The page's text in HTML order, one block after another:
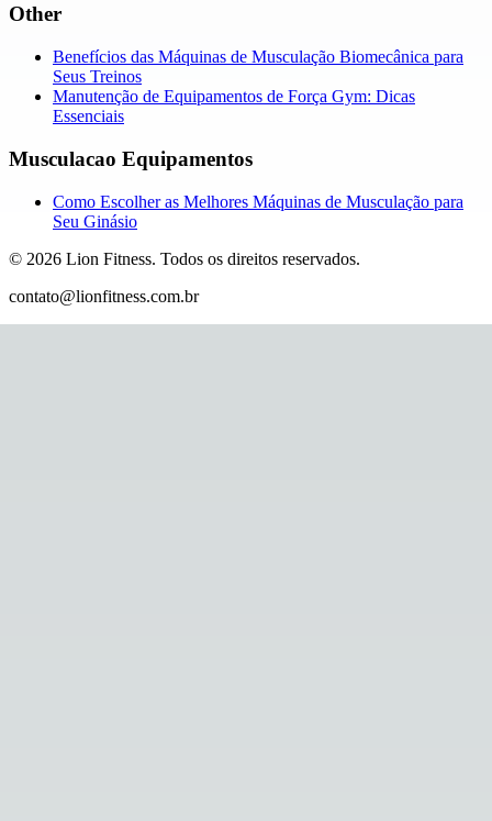
Other
Benefícios das Máquinas de Musculação Biomecânica para
Seus Treinos
Manutenção de Equipamentos de Força Gym: Dicas
Essenciais
Musculacao Equipamentos
Como Escolher as Melhores Máquinas de Musculação para
Seu Ginásio
© 2026 Lion Fitness. Todos os direitos reservados.
contato@lionfitness.com.br